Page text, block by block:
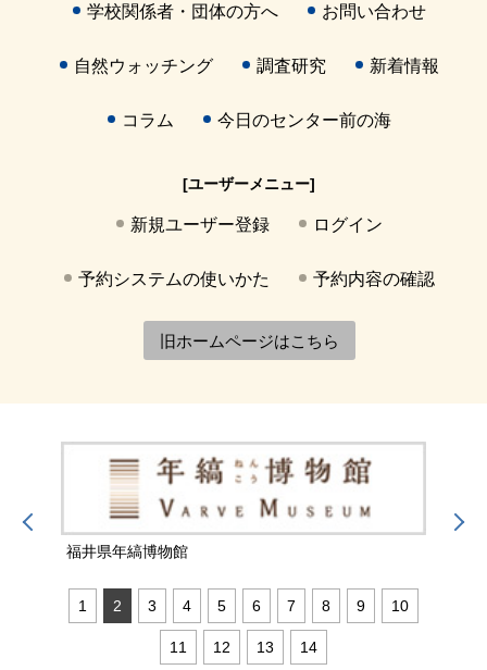
学校関係者・団体の方へ お問い合わせ
自然ウォッチング 調査研究 新着情報
コラム 今日のセンター前の海
[ユーザーメニュー]
新規ユーザー登録 ログイン
予約システムの使いかた 予約内容の確認
旧ホームページはこちら
福井県年縞博物館
1 2 3 4 5 6 7 8 9 10
11 12 13 14